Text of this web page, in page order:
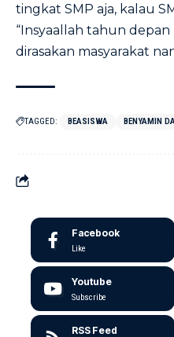
tingkat SMP aja, kalau
“Insyaallah tahun
dirasakan masyarakat
TAGGED: BEASISWA BENYAMIN
Facebook
Like
Youtube
Subscribe
RSS Feed